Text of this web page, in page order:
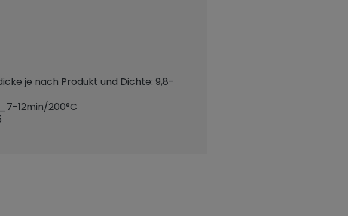
je nach Produkt und Dichte: 9,8-
12min/200°C